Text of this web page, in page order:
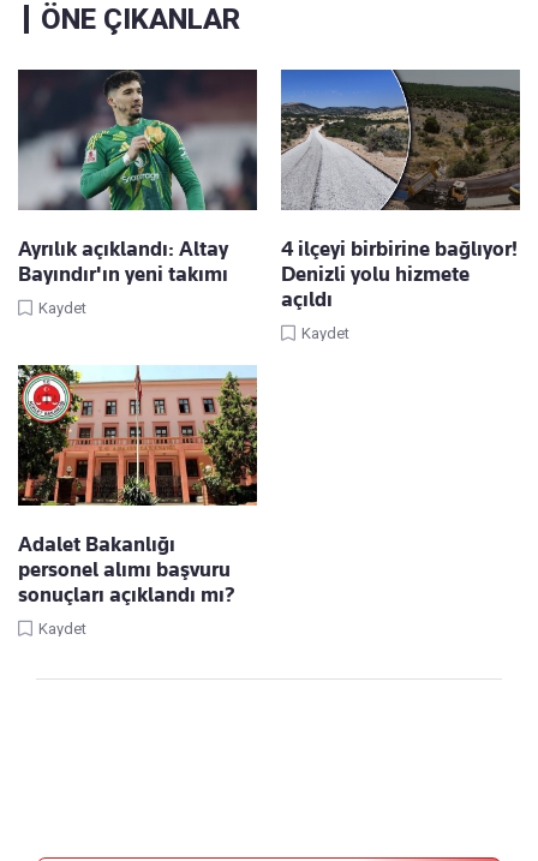
ÖNE ÇIKANLAR
Ayrılık açıklandı: Altay
Bayındır'ın yeni takımı
Kaydet
4 ilçeyi birbirine bağlıyor!
Denizli yolu hizmete
açıldı
Kaydet
Adalet Bakanlığı
personel alımı başvuru
sonuçları açıklandı mı?
Kaydet